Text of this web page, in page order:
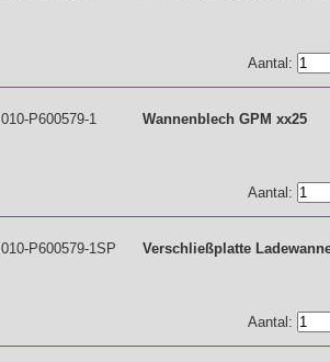
Aantal:
010-P600579-1 Wannenblech GPM xx25
Aantal:
010-P600579-1SP Verschließplatte
Aantal: